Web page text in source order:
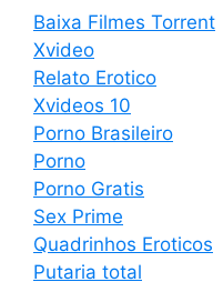
Baixa Filmes Torrent
Xvideo
Relato Erotico
Xvideos 10
Porno Brasileiro
Porno
Porno Gratis
Sex Prime
Quadrinhos Eroticos
Putaria total